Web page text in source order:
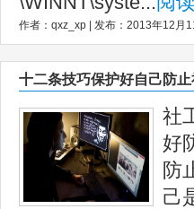
作者：qxz_xp | 发布：2013年12月
十二条技巧保护好自己防
社
好
防
己